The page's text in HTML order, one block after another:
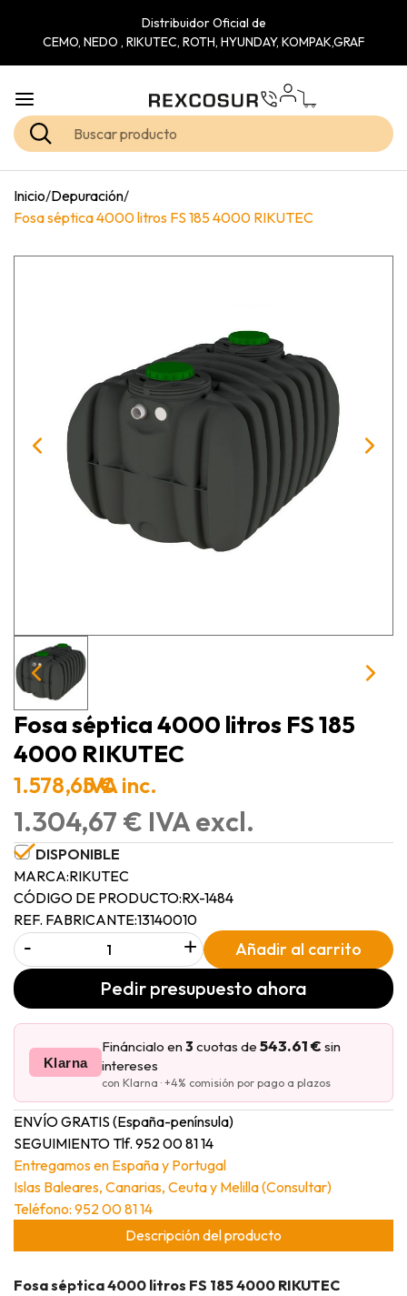
Distribuidor Oficial de
CEMO, NEDO , RIKUTEC, ROTH, HYUNDAY, KOMPAK,GRAF
Inicio/Depuración/
Fosa séptica 4000 litros FS 185 4000 RIKUTEC
Fosa séptica 4000 litros FS 185
4000 RIKUTEC
1.578,65 €IVA inc.
1.304,67 € IVA excl.
DISPONIBLE
MARCA:RIKUTEC
CÓDIGO DE PRODUCTO:RX-1484
REF. FABRICANTE:13140010
- + Añadir al carrito
Pedir presupuesto ahora
Klarna
Fináncialo en3 cuotas de 543.61 € sin
intereses
con Klarna · +4% comisión por pago a plazos
ENVÍO GRATIS (España-península)
SEGUIMIENTO Tlf. 952 00 81 14
Entregamos en España y Portugal
Islas Baleares, Canarias, Ceuta y Melilla (Consultar)
Teléfono: 952 00 81 14
Descripción del producto
Fosa séptica 4000 litros FS 185 4000 RIKUTEC